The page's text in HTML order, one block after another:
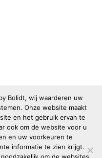
Bolidt, wij waarderen uw
Onze website maakt
en het gebruik ervan te
ook om de website voor u
en uw voorkeuren te
informatie te zien krijgt.